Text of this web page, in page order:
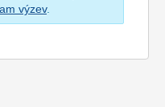
výzev.